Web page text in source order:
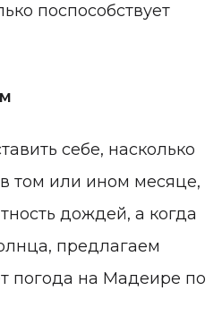
поспособствует
себе, насколько
том или ином месяце,
дождей, а когда
предлагаем
погода на Мадеире по